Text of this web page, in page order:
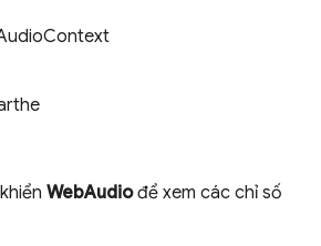
WebAudiođể xem các chỉ số